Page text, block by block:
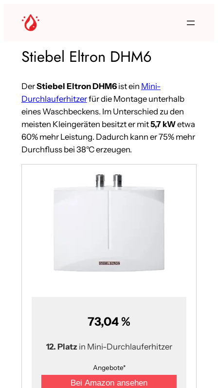
Stiebel Eltron DHM6
DerStiebel Eltron DHM6ist ein Mini-
Durchlauferhitzerfür die Montage unterhalb
eines Waschbeckens. Im Unterschied zu den
meisten Kleingeräten besitzt er mit5,7 kWetwa
60% mehr Leistung. Dadurch kann er 75% mehr
Durchfluss bei 38°C erzeugen.
73,04 %
12. Platz in Mini-Durchlauferhitzer
Angebote*
Bei Amazon ansehen